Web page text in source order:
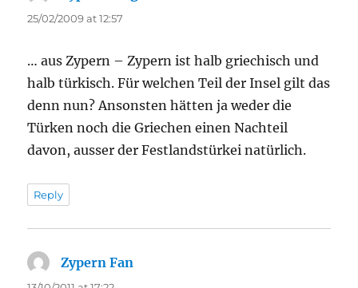
25/02/2009 at 12:57
… aus Zypern – Zypern ist halb griechisch und
halb türkisch. Für welchen Teil der Insel gilt das
denn nun? Ansonsten hätten ja weder die
Türken noch die Griechen einen Nachteil
davon, ausser der Festlandstürkei natürlich.
Reply
Zypern Fan